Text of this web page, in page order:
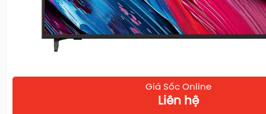
Âm thanh vòm
Kích thước có chân(WxHxD)
Giá Sốc Online
Liên hệ